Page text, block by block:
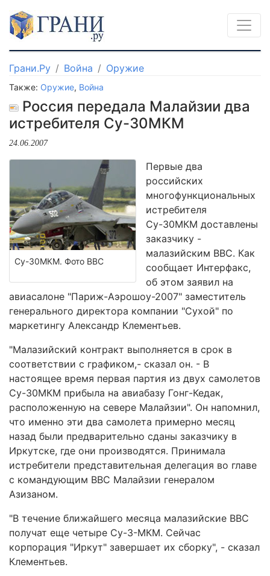
Грани.Ру Война Оружие
Также: Оружие, Война
Россия передала Малайзии два
истребителя Су-30МКМ
24.06.2007
Су-30МКМ. Фото BBC
Первые два
российских
многофункциональных
истребителя
Су-30МКМ доставлены
заказчику -
малазийским ВВС. Как
сообщает Интерфакс,
об этом заявил на
авиасалоне "Париж-Аэрошоу-2007" заместитель
генерального директора компании "Сухой" по
маркетингу Александр Клементьев.
"Малазийский контракт выполняется в срок в
соответствии с графиком,- сказал он. - В
настоящее время первая партия из двух самолетов
Су-30МКМ прибыла на авиабазу Гонг-Кедак,
расположенную на севере Малайзии". Он напомнил,
что именно эти два самолета примерно месяц
назад были предварительно сданы заказчику в
Иркутске, где они производятся. Принимала
истребители представительная делегация во главе
с командующим ВВС Малайзии генералом
Азизаном.
"В течение ближайшего месяца малазийские ВВС
получат еще четыре Су-3-МКМ. Сейчас
корпорация "Иркут" завершает их сборку", - сказал
Клементьев.